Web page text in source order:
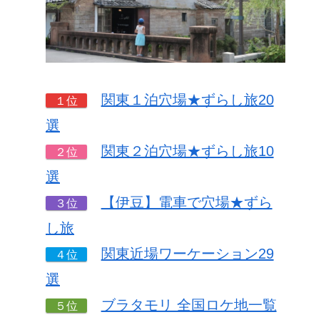
１位
関東１泊穴場★ずらし旅20
選
２位
関東２泊穴場★ずらし旅10
選
３位
【伊豆】電車で穴場★ずら
し旅
４位
関東近場ワーケーション29
選
５位 ブラタモリ 全国ロケ地一覧